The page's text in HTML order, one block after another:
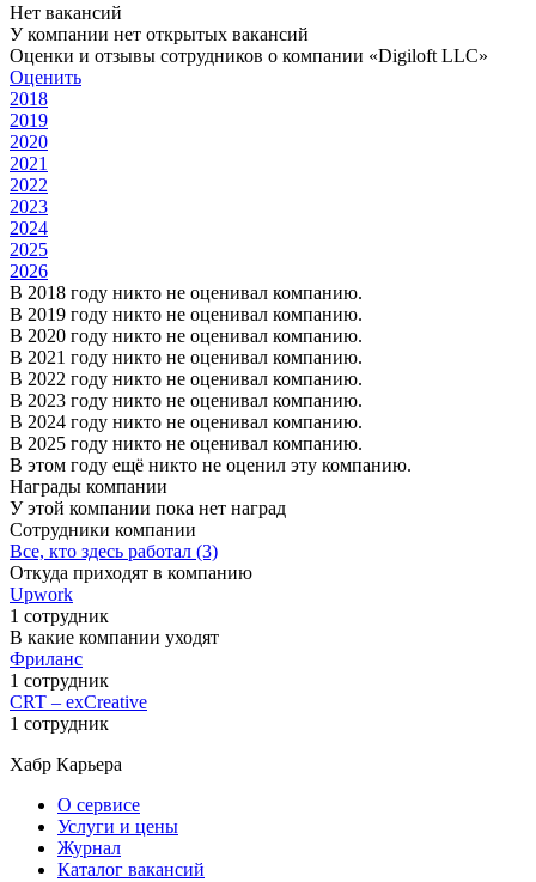
Нет вакансий
У компании нет открытых вакансий
Оценки и отзывы сотрудников о компании «Digiloft LLC»
Оценить
2018
2019
2020
2021
2022
2023
2024
2025
2026
В 2018 году никто не оценивал компанию.
В 2019 году никто не оценивал компанию.
В 2020 году никто не оценивал компанию.
В 2021 году никто не оценивал компанию.
В 2022 году никто не оценивал компанию.
В 2023 году никто не оценивал компанию.
В 2024 году никто не оценивал компанию.
В 2025 году никто не оценивал компанию.
В этом году ещё никто не оценил эту компанию.
Награды компании
У этой компании пока нет наград
Сотрудники компании
Все, кто здесь работал (3)
Откуда приходят в компанию
Upwork
1 сотрудник
В какие компании уходят
Фриланс
1 сотрудник
CRT – exCreative
1 сотрудник
Хабр Карьера
О сервисе
Услуги и цены
Журнал
Каталог вакансий